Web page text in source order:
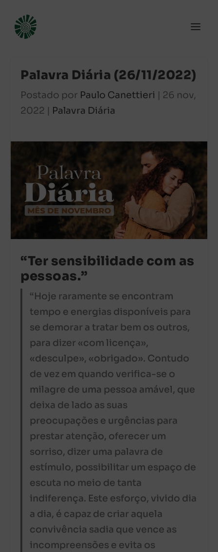
Palavra Diária (26/11/2022)
Postado por Paulo Canettieri | 26 nov,
2022 | Palavra Diária
“Ter sensibilidade com as
pessoas.”
“Hoje raramente se encontram
tempo e energias disponíveis para
se demorar a tratar bem os outros,
para dizer «com licença»,
«desculpe», «obrigado». Contudo
de vez em quando verifica-se o
milagre de uma pessoa amável, que
deixa de lado as suas
preocupações e urgências para
prestar atenção, oferecer um
sorriso, dizer uma palavra de
estímulo, possibilitar um espaço de
escuta no meio de tanta
indiferença. Este esforço, vivido dia
a dia, é capaz de criar aquela
convivência sadia que vence as
incompreensões e evita os